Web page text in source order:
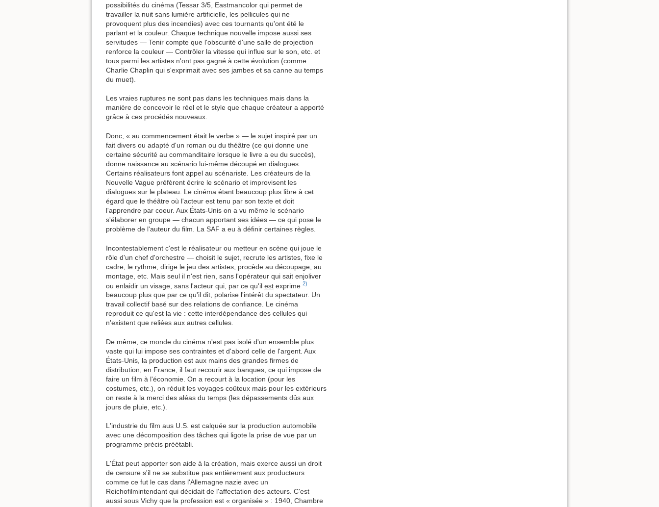
possibilités du cinéma (Tessar 3/5, Eastmancolor qui permet de
travailler la nuit sans lumière artificielle, les pellicules qui ne
provoquent plus des incendies) avec ces tournants qu'ont été le
parlant et la couleur. Chaque technique nouvelle impose aussi ses
servitudes — Tenir compte que l'obscurité d'une salle de projection
renforce la couleur — Contrôler la vitesse qui influe sur le son, etc. et
tous parmi les artistes n'ont pas gagné à cette évolution (comme
Charlie Chaplin qui s'exprimait avec ses jambes et sa canne au temps
du muet).
Les vraies ruptures ne sont pas dans les techniques mais dans la
manière de concevoir le réel et le style que chaque créateur a apporté
grâce à ces procédés nouveaux.
Donc, « au commencement était le verbe » — le sujet inspiré par un
fait divers ou adapté d'un roman ou du théâtre (ce qui donne une
certaine sécurité au commanditaire lorsque le livre a eu du succès),
donne naissance au scénario lui-même découpé en dialogues.
Certains réalisateurs font appel au scénariste. Les créateurs de la
Nouvelle Vague préfèrent écrire le scénario et improvisent les
dialogues sur le plateau. Le cinéma étant beaucoup plus libre à cet
égard que le théâtre où l'acteur est tenu par son texte et doit
l'apprendre par coeur. Aux États-Unis on a vu même le scénario
s'élaborer en groupe — chacun apportant ses idées — ce qui pose le
problème de l'auteur du film. La SAF a eu à définir certaines règles.
Incontestablement c'est le réalisateur ou metteur en scène qui joue le
rôle d'un chef d'orchestre — choisit le sujet, recrute les artistes, fixe le
cadre, le rythme, dirige le jeu des artistes, procède au découpage, au
montage, etc. Mais seul il n'est rien, sans l'opérateur qui sait enjoliver
ou enlaidir un visage, sans l'acteur qui, par ce qu'il est exprime 2)
beaucoup plus que par ce qu'il dit, polarise l'intérêt du spectateur. Un
travail collectif basé sur des relations de confiance. Le cinéma
reproduit ce qu'est la vie : cette interdépendance des cellules qui
n'existent que reliées aux autres cellules.
De même, ce monde du cinéma n'est pas isolé d'un ensemble plus
vaste qui lui impose ses contraintes et d'abord celle de l'argent. Aux
États-Unis, la production est aux mains des grandes firmes de
distribution, en France, il faut recourir aux banques, ce qui impose de
faire un film à l'économie. On a recourt à la location (pour les
costumes, etc.), on réduit les voyages coûteux mais pour les extérieurs
on reste à la merci des aléas du temps (les dépassements dûs aux
jours de pluie, etc.).
L'industrie du film aus U.S. est calquée sur la production automobile
avec une décomposition des tâches qui ligote la prise de vue par un
programme précis préétabli.
L'État peut apporter son aide à la création, mais exerce aussi un droit
de censure s'il ne se substitue pas entièrement aux producteurs
comme ce fut le cas dans l'Allemagne nazie avec un
Reichofilmintendant qui décidait de l'affectation des acteurs. C'est
aussi sous Vichy que la profession est « organisée » : 1940, Chambre